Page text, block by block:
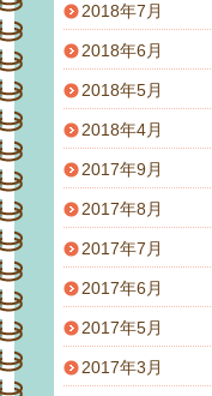
2018年7月
2018年6月
2018年5月
2018年4月
2017年9月
2017年8月
2017年7月
2017年6月
2017年5月
2017年3月